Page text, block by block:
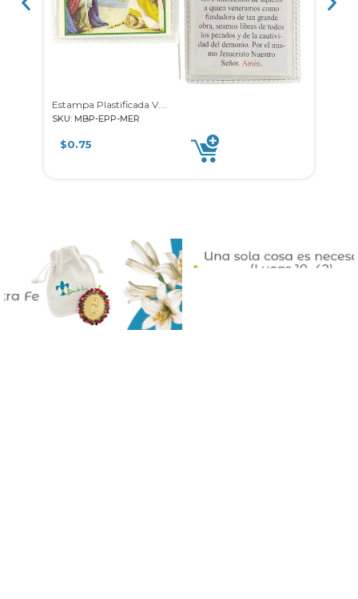
SKU: MBP-EPP-MER
$0.75